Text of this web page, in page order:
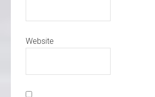
Website